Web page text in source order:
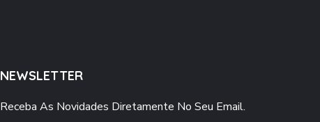
NEWSLETTER
Receba As Novidades Diretamente No Seu Email.